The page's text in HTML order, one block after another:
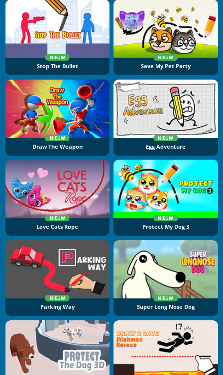
NIEUW
Stop The Bullet
NIEUW
Save My Pet Party
NIEUW
Draw The Weapon
NIEUW
Egg Adventure
NIEUW
Love Cats Rope
NIEUW
Protect My Dog 3
NIEUW
Parking Way
NIEUW
Super Long Nose Dog